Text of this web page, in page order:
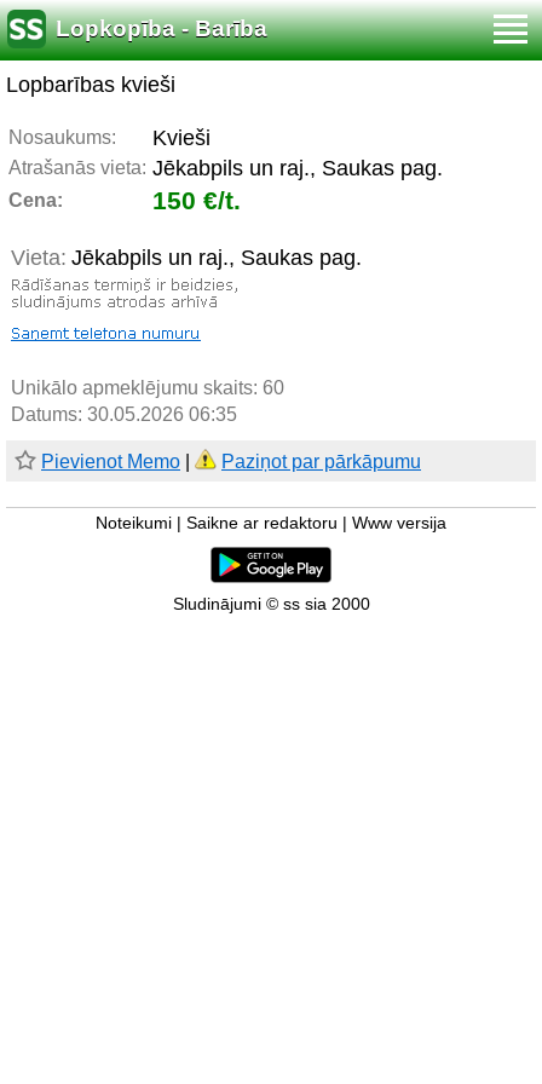
Lopkopība - Barība
Lopbarības kvieši
Nosaukums: Kvieši
Atrašanās vieta: Jēkabpils un raj., Saukas pag.
Cena: 150 €/t.
Vieta: Jēkabpils un raj., Saukas pag.
Unikālo apmeklējumu skaits: 60
Datums: 30.05.2026 06:35
Pievienot Memo Paziņot par pārkāpumu
Noteikumi Saikne ar redaktoru Www versija
Sludinājumi © ss sia 2000